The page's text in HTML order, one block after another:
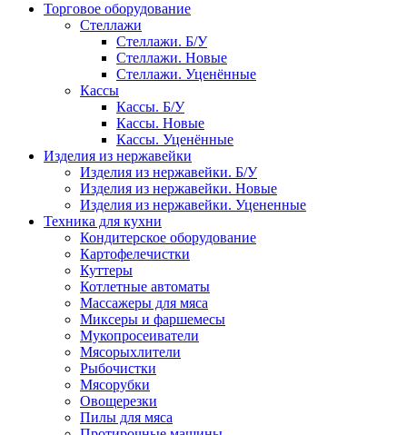
Торговое оборудование
Стеллажи
Стеллажи. Б/У
Стеллажи. Новые
Стеллажи. Уценённые
Кассы
Кассы. Б/У
Кассы. Новые
Кассы. Уценённые
Изделия из нержавейки
Изделия из нержавейки. Б/У
Изделия из нержавейки. Новые
Изделия из нержавейки. Уцененные
Техника для кухни
Кондитерское оборудование
Картофелечистки
Куттеры
Котлетные автоматы
Массажеры для мяса
Миксеры и фаршемесы
Мукопросеиватели
Мясорыхлители
Рыбочистки
Мясорубки
Овощерезки
Пилы для мяса